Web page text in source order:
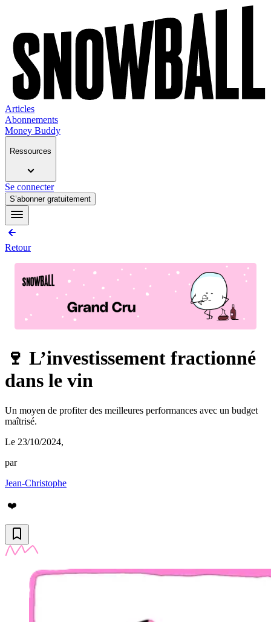
Articles
Abonnements
Money Buddy
Ressources
Se connecter
S’abonner gratuitement
Retour
🍷 L’investissement fractionné
dans le vin
Un moyen de profiter des meilleures performances avec un budget
maîtrisé.
Le 23/10/2024,
par
Jean-Christophe
❤️